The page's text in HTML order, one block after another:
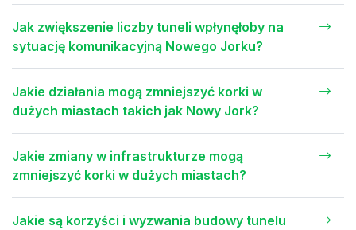
Jak zwiększenie liczby tuneli wpłynęłoby na
sytuację komunikacyjną Nowego Jorku?
Jakie działania mogą zmniejszyć korki w
dużych miastach takich jak Nowy Jork?
Jakie zmiany w infrastrukturze mogą
zmniejszyć korki w dużych miastach?
Jakie są korzyści i wyzwania budowy tunelu